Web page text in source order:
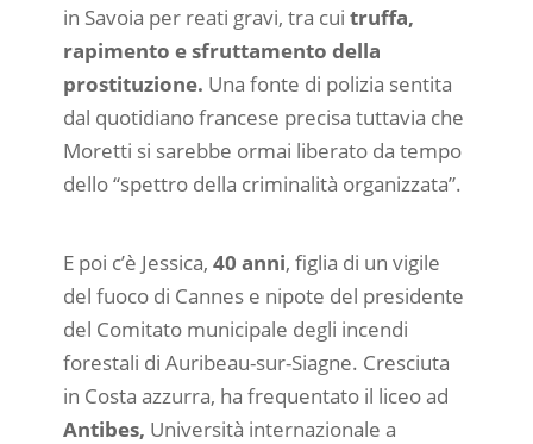
in Savoia per reati gravi, tra cui truffa,
rapimento e sfruttamento della
prostituzione. Una fonte di polizia sentita
dal quotidiano francese precisa tuttavia che
Moretti si sarebbe ormai liberato da tempo
dello “spettro della criminalità organizzata”.
E poi c’è Jessica, 40 anni, figlia di un vigile
del fuoco di Cannes e nipote del presidente
del Comitato municipale degli incendi
forestali di Auribeau-sur-Siagne. Cresciuta
in Costa azzurra, ha frequentato il liceo ad
Antibes, Università internazionale a